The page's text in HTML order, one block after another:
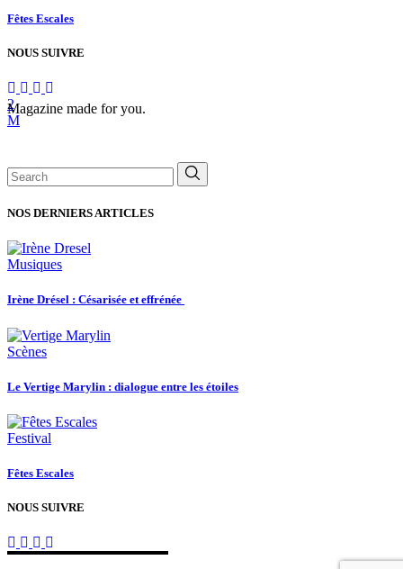
Fêtes Escales
NOUS SUIVRE
Magazine made for you.
Search
for:
NOS DERNIERS ARTICLES
Musiques
Irène Drésel : Césarisée et effrénée
Scènes
Le Vertige Marylin : dialogue entre les étoiles
Festival
Fêtes Escales
NOUS SUIVRE